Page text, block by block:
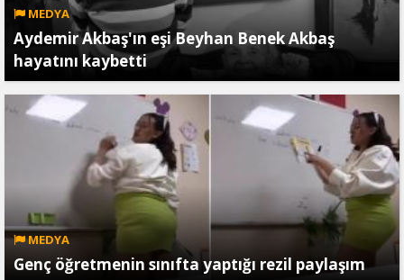
MEDYA
Aydemir Akbaş'ın eşi Beyhan Benek Akbaş
hayatını kaybetti
MEDYA
Genç öğretmenin sınıfta yaptığı rezil paylaşım